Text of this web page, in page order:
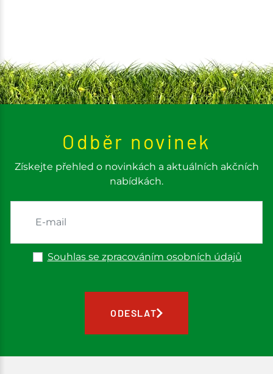
Odběr novinek
Získejte přehled o novinkách a aktuálních akčních
nabídkách.
Souhlas se zpracováním osobních údajů
ODESLAT